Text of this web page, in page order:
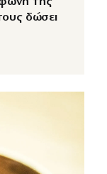
δώσει